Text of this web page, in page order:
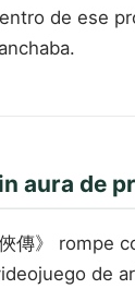
de ese
aura de
傳》 rompe
de